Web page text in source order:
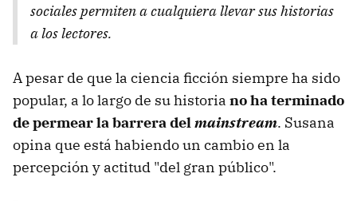
sociales permiten a cualquiera llevar sus historias
a los lectores.
A pesar de que la ciencia ficción siempre ha sido
popular, a lo largo de su historia no ha terminado
de permear la barrera del mainstream. Susana
opina que está habiendo un cambio en la
percepción y actitud "del gran público".